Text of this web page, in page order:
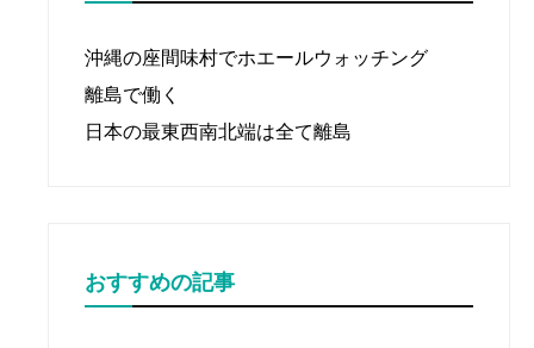
沖縄の座間味村でホエールウォッチング
離島で働く
日本の最東西南北端は全て離島
おすすめの記事